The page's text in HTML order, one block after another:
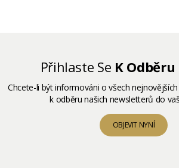
Přihlaste Se K Odběru
Chcete-li být informováni o všech
k odběru našich newsletterů do
OBJEVIT NYNÍ